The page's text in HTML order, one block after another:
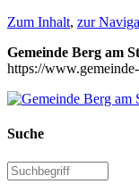
Zum Inhalt, zur
Gemeinde Berg am
https://
Suche